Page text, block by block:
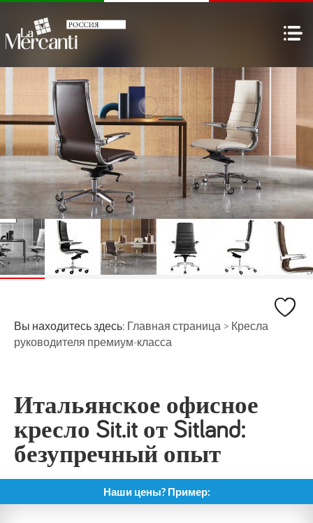
Вы находитесь здесь: Главная страница > Кресла
руководителя премиум-класса
Итальянское офисное
кресло Sit.it от Sitland:
безупречный опыт
Наши цены? Пример: